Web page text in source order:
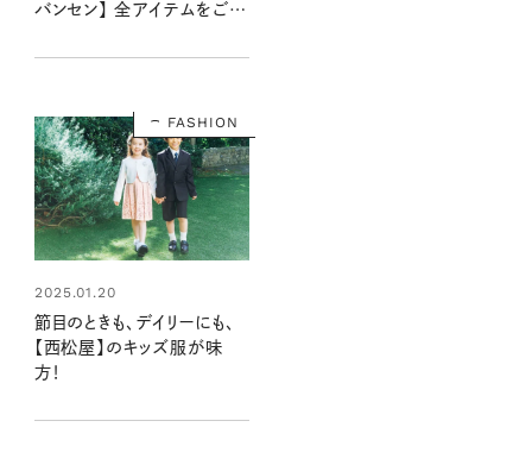
バンセン】 全アイテムをご紹
しい！
FASHION
2025.01.20
節目のときも、デイリーにも、
【西松屋】のキッズ服が味
方！